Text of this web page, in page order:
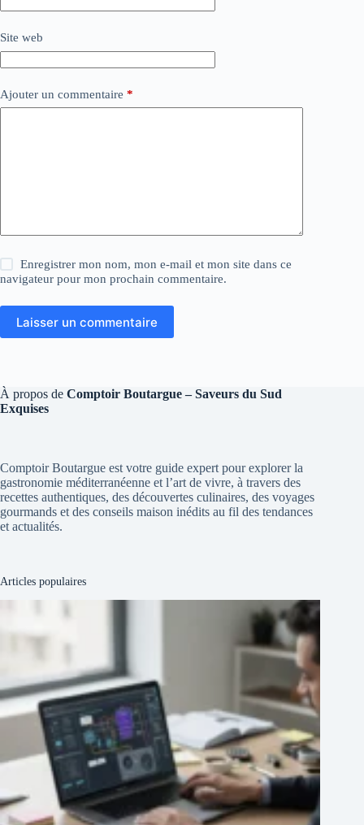
Site web
Ajouter un commentaire *
Enregistrer mon nom, mon e-mail et mon site dans ce
navigateur pour mon prochain commentaire.
Laisser un commentaire
À propos de Comptoir Boutargue – Saveurs du Sud
Exquises
Comptoir Boutargue est votre guide expert pour explorer la
gastronomie méditerranéenne et l’art de vivre, à travers des
recettes authentiques, des découvertes culinaires, des voyages
gourmands et des conseils maison inédits au fil des tendances
et actualités.
Articles populaires